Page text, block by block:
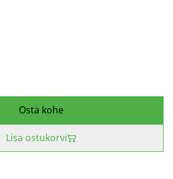
Osta kohe
Lisa ostukorvi